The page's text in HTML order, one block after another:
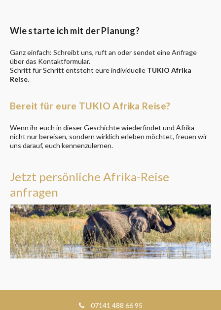
Wie starte ich mit der Planung?
Ganz einfach: Schreibt uns, ruft an oder sendet eine Anfrage
über das Kontaktformular.
Schritt für Schritt entsteht eure individuelle TUKIO Afrika
Reise.
Bereit für eure TUKIO Afrika Reise?
Wenn ihr euch in dieser Geschichte wiederfindet und Afrika
nicht nur bereisen, sondern wirklich erleben möchtet, freuen wir
uns darauf, euch kennenzulernen.
Jetzt persönliche Afrika-Reise
anfragen
07141 488 66 95